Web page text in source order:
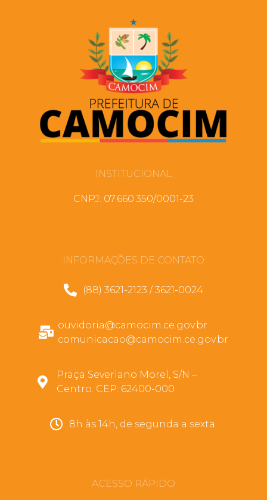
INSTITUCIONAL
CNPJ: 07.660.350/0001-23
INFORMAÇÕES DE CONTATO
(88) 3621-2123 / 3621-0024
ouvidoria@camocim.ce.gov.br
comunicacao@camocim.ce.gov.br
Praça Severiano Morel, S/N –
Centro. CEP: 62400-000
8h às 14h, de segunda a sexta.
ACESSO RÁPIDO